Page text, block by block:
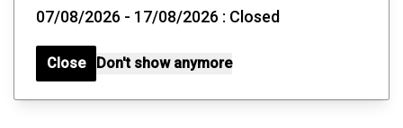
07/08/2026 - 17/08/2026 : Closed
Close Don't show anymore